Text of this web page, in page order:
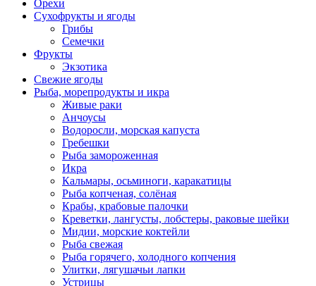
Орехи
Сухофрукты и ягоды
Грибы
Семечки
Фрукты
Экзотика
Свежие ягоды
Рыба, морепродукты и икра
Живые раки
Анчоусы
Водоросли, морская капуста
Гребешки
Рыба замороженная
Икра
Кальмары, осьминоги, каракатицы
Рыба копченая, солёная
Крабы, крабовые палочки
Креветки, лангусты, лобстеры, раковые шейки
Мидии, морские коктейли
Рыба свежая
Рыба горячего, холодного копчения
Улитки, лягушачьи лапки
Устрицы